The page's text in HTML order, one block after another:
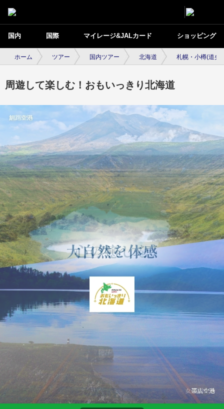
国内 国際 マイレージ&JALカード ショッピング
ホーム ツアー 国内ツアー 北海道 札幌・小樽(道央)
周遊して楽しむ！おもいっきり北海道